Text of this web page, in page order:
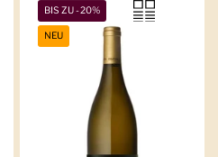
BIS ZU -20%
NEU